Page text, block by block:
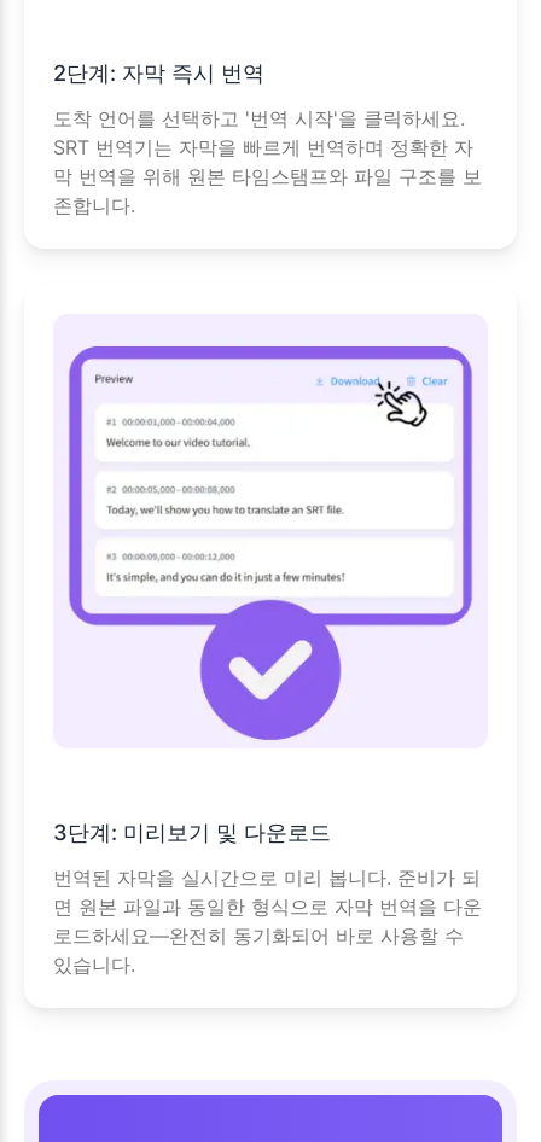
2단계: 자막 즉시 번역
도착 언어를 선택하고 '번역 시작'을 클릭하세요.
SRT 번역기는 자막을 빠르게 번역하며 정확한 자
막 번역을 위해 원본 타임스탬프와 파일 구조를 보
존합니다.
3단계: 미리보기 및 다운로드
번역된 자막을 실시간으로 미리 봅니다. 준비가 되
면 원본 파일과 동일한 형식으로 자막 번역을 다운
로드하세요—완전히 동기화되어 바로 사용할 수
있습니다.